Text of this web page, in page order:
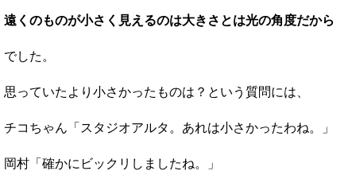
遠くのものが小さく見えるのは大きさとは光の角度だから
でした。
思っていたより小さかったものは？という質問には、
チコちゃん「スタジオアルタ。あれは小さかったわね。」
岡村「確かにビックリしましたね。」